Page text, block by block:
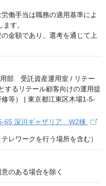
働手当は職務の適用基準によ
す。
金額であり、選考を通じて上
65 深川ギャザリア W2棟
レワークを行う場所を含む）
のある場合を除く